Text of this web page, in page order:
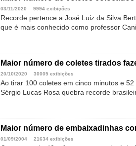
03/11/2020 9994 exibições
Recorde pertence a José Luiz da Silva
que é mais conhecido como professor
Maior número de coletes tirados
20/10/2020 30005 exibições
Ao tirar 100 coletes em cinco minutos e
Sérgio Lucas Rosa quebra recorde
Maior número de embaixadinhas
01/09/2004 21634 exibições